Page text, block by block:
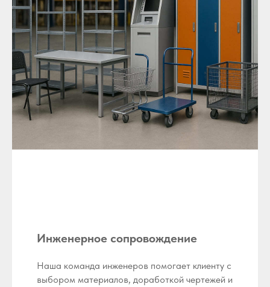
Инженерное сопровождение
Наша команда инженеров помогает клиенту с
выбором материалов, доработкой чертежей и